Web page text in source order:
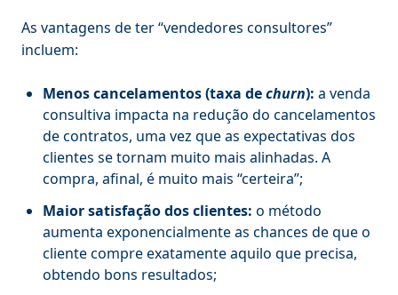
As vantagens de ter “vendedores consultores”
incluem:
Menos cancelamentos (taxa dechurn): a venda
consultiva impacta na redução do cancelamentos
de contratos, uma vez que as expectativas dos
clientes se tornam muito mais alinhadas. A
compra, afinal, é muito mais “certeira”;
Maior satisfação dos clientes: o método
aumenta exponencialmente as chances de que o
cliente compre exatamente aquilo que precisa,
obtendo bons resultados;